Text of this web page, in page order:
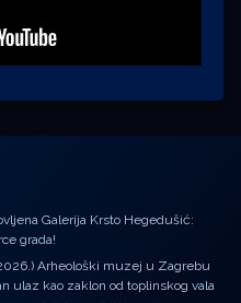
Galerija Krsto Hegedušić:
grada!
Arheološki muzej u Zagrebu
ulaz kao zaklon od toplinskog vala